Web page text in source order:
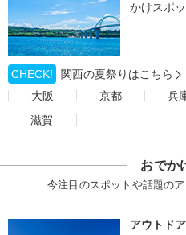
かけスポ
CHECK!
関西の夏祭りはこちら
大阪
京都 兵
滋賀
おでか
今注目のスポットや話題の
アウトド